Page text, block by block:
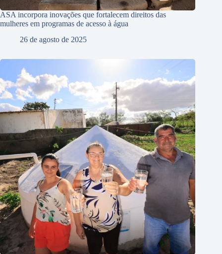
ASA incorpora inovações que fortalecem direitos das
mulheres em programas de acesso à água
26 de agosto de 2025